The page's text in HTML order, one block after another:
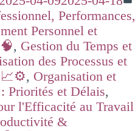
Performances,
Personnel et
, Gestion du Temps et
des Processus et
📈⚙️, Organisation et
Priorités et Délais,
l'Efficacité au Travail
&